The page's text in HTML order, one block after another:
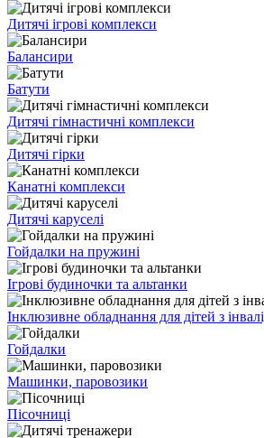
Дитячі ігрові комплекси
Балансири
Батути
Дитячі гімнастичні комплекси
Дитячі гірки
Канатні комплекси
Дитячі каруселі
Гойдалки на пружині
Ігрові будиночки та альтанки
Інклюзивне обладнання для дітей з
Гойдалки
Машинки, паровозики
Пісочниці